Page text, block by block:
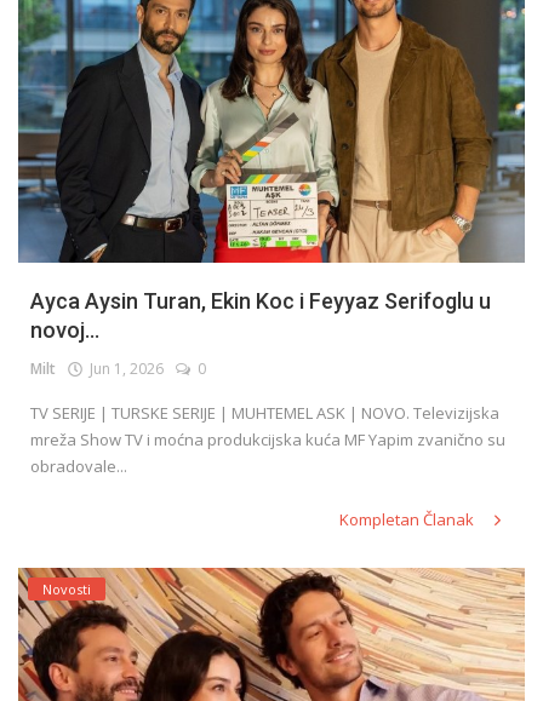
Ayca Aysin Turan, Ekin Koc i Feyyaz Serifoglu u
novoj...
Milt Jun 1, 2026 0
TV SERIJE | TURSKE SERIJE | MUHTEMEL ASK | NOVO. Televizijska
mreža Show TV i moćna produkcijska kuća MF Yapim zvanično su
obradovale...
Kompletan Članak
Novosti